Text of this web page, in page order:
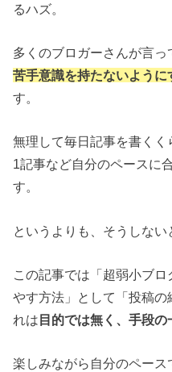
るハズ。
多くのブロガーさんが言っ
苦手意識を持たないよう
す。
無理して毎日記事を書く
1記事など自分のペースに
す。
というよりも、そうしない
この記事では「超弱小ブ
やす方法」として「投稿の
れは目的では無く、手段の
楽しみながら自分のペース